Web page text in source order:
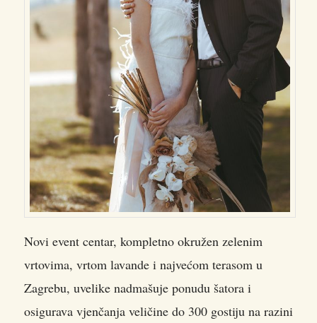
Novi event centar, kompletno okružen zelenim
vrtovima, vrtom lavande i najvećom terasom u
Zagrebu, uvelike nadmašuje ponudu šatora i
osigurava vjenčanja veličine do 300 gostiju na razini